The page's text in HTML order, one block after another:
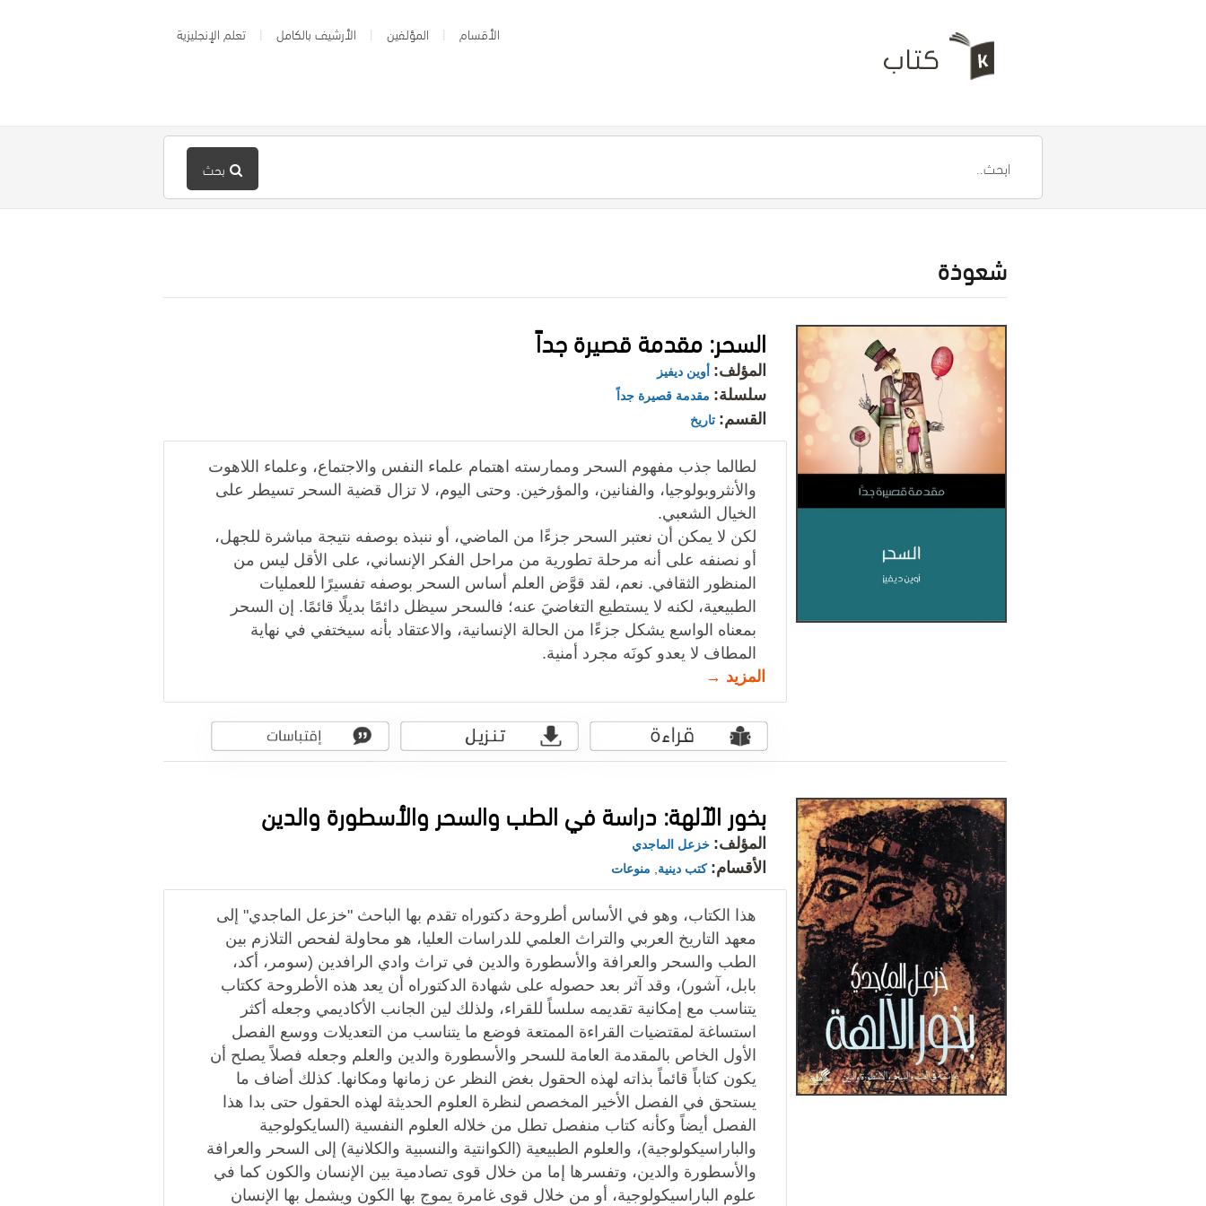
الأقسام المؤلفين الأرشيف بالكامل تعلم الإنجليزية
بحث
شعوذة
السحر: مقدمة قصيرة جداً
المؤلف: أوين ديفيز
سلسلة: مقدمة قصيرة جداً
القسم: تاريخ
لطالما جذب مفهوم السحر وممارسته اهتمام علماء النفس والاجتماع، وعلماء اللاهوت
والأنثروبولوجيا، والفنانين، والمؤرخين. وحتى اليوم، لا تزال قضية السحر تسيطر على
الخيال الشعبي.
لكن لا يمكن أن نعتبر السحر جزءًا من الماضي، أو ننبذه بوصفه نتيجة مباشرة للجهل،
أو نصنفه على أنه مرحلة تطورية من مراحل الفكر الإنساني، على الأقل ليس من
المنظور الثقافي. نعم، لقد قوَّض العلم أساس السحر بوصفه تفسيرًا للعمليات
الطبيعية، لكنه لا يستطيع التغاضيَ عنه؛ فالسحر سيظل دائمًا بديلًا قائمًا. إن السحر
بمعناه الواسع يشكل جزءًا من الحالة الإنسانية، والاعتقاد بأنه سيختفي في نهاية
المطاف لا يعدو كونَه مجرد أمنية.
المزيد →
بخور الآلهة: دراسة في الطب والسحر والأسطورة والدين
المؤلف: خزعل الماجدي
الأقسام: كتب دينية منوعات
هذا الكتاب، وهو في الأساس أطروحة دكتوراه تقدم بها الباحث "خزعل الماجدي" إلى
معهد التاريخ العربي والتراث العلمي للدراسات العليا، هو محاولة لفحص التلازم بين
الطب والسحر والعرافة والأسطورة والدين في تراث وادي الرافدين (سومر، أكد،
بابل، آشور)، وقد آثر بعد حصوله على شهادة الدكتوراه أن يعد هذه الأطروحة ككتاب
يتناسب مع إمكانية تقديمه سلساً للقراء، ولذلك لين الجانب الأكاديمي وجعله أكثر
استساغة لمقتضيات القراءة الممتعة فوضع ما يتناسب من التعديلات ووسع الفصل
الأول الخاص بالمقدمة العامة للسحر والأسطورة والدين والعلم وجعله فصلاً يصلح أن
يكون كتاباً قائماً بذاته لهذه الحقول بغض النظر عن زمانها ومكانها. كذلك أضاف ما
يستحق في الفصل الأخير المخصص لنظرة العلوم الحديثة لهذه الحقول حتى بدا هذا
الفصل أيضاً وكأنه كتاب منفصل تطل من خلاله العلوم النفسية (السايكولوجية
والباراسيكولوجية)، والعلوم الطبيعية (الكوانتية والنسبية والكلانية) إلى السحر والعرافة
والأسطورة والدين، وتفسرها إما من خلال قوى تصادمية بين الإنسان والكون كما في
علوم الباراسيكولوجية، أو من خلال قوى غامرة يموج بها الكون ويشمل بها الإنسان